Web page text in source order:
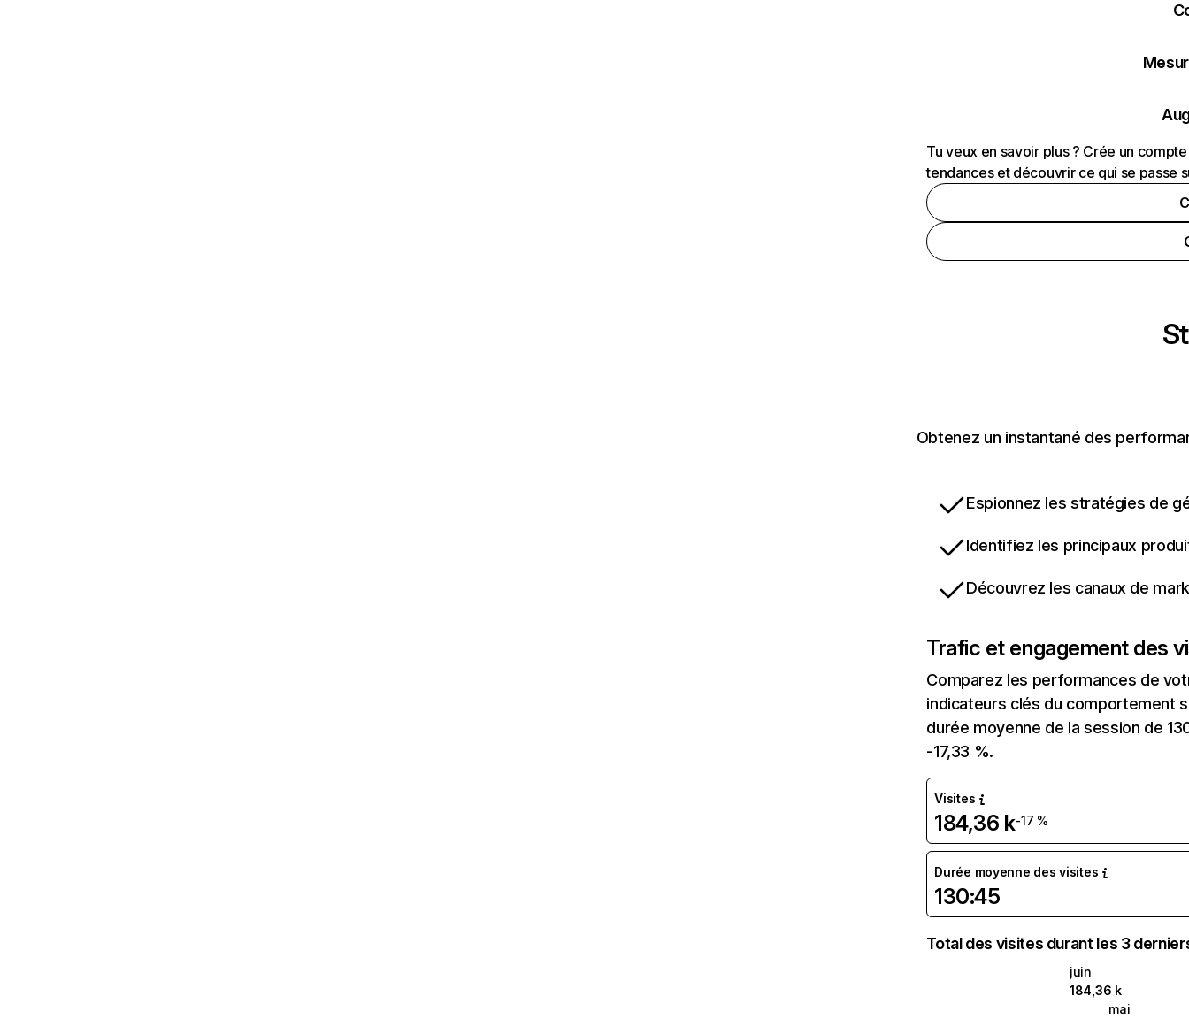
Tu veux en savoir plus ? Crée un
tendances et découvrir ce qui se passe
Obtenez un instantané des
Espionnez les stratégies de
Identifiez les principaux
Découvrez les canaux de
Trafic et engagement des
Comparez les performances de
indicateurs clés du comportement
durée moyenne de la session de
-17,33 %.
Visites
184,36 k-17 %
Durée moyenne des visites
130:45
Total des visites durant les 3
juin
184,36 k
mai